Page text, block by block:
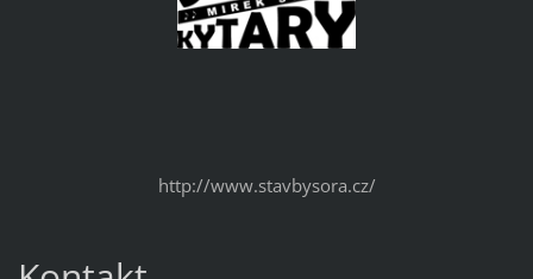
http://www.stavbysora.cz/